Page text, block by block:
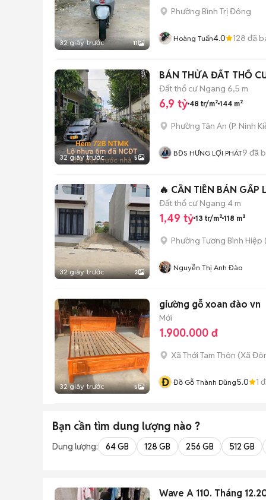
32 giây trước 11
Phường Bình Trị Đông
Hoàng Tuấn4.0 128 đã
32 giây trước 5
BÁN THỬA ĐẤT THỔ
Đất thổ cư Ngang 6,5 m
6,9 tỷ 48 tr/m² 144 m²
Phường Tân An (P. Ninh
BĐS HƯNG LỢI PHÁT9 đã
32 giây trước 3
🔥 CẦN TIỀN BÁN GẤP
Đất thổ cư Ngang 4 m
1,49 tỷ 13 tr/m² 118 m²
Phường Tương Bình Hiệp
Nguyễn Thị Anh Đào
32 giây trước 5
giường gỗ xoan đào vn
Mới
1.900.000 đ
Xã Thới Tam Thôn (Xã
Đ Đồ Gỗ Thành Dũng5.0 1
Bạn cần tìm dung lượng nào ?
Dung lượng: 64 GB 128 GB 256 GB 512 GB
Wave A 110. Tháng